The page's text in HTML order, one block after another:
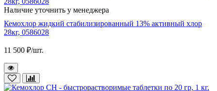
Наличие уточнить у менеджера
Кемохлор жидкий стабилизированный 13% активный хлор
28кг, 0586028
11 500 ₽/шт.